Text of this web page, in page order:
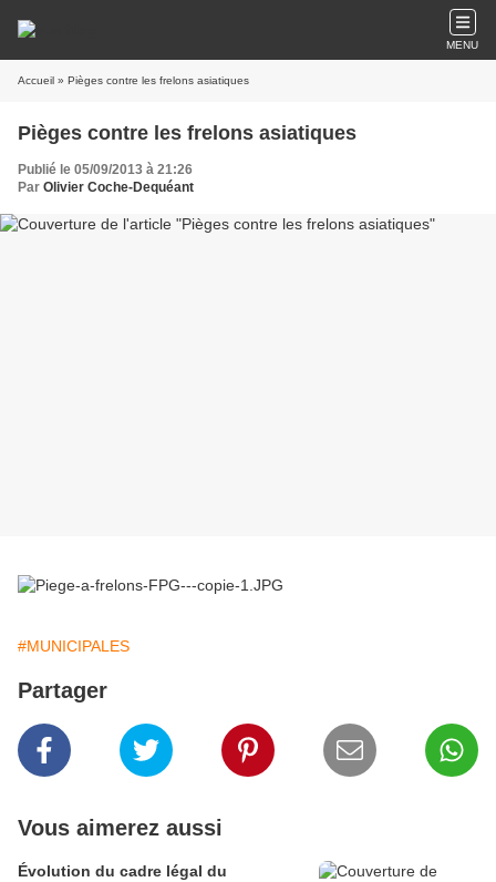
MENU
Accueil » Pièges contre les frelons asiatiques
Pièges contre les frelons asiatiques
Publié le 05/09/2013 à 21:26
Par Olivier Coche-Dequéant
#MUNICIPALES
Partager
Vous aimerez aussi
Évolution du cadre légal du